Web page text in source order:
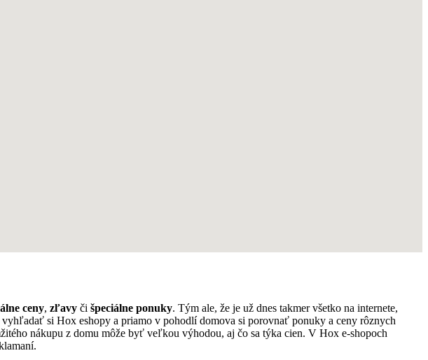
ceny, zľavy či špeciálne ponuky. Tým ale, že je už dnes takmer všetko na internete,
si Hox eshopy a priamo v pohodlí domova si porovnať ponuky a ceny rôznych
nákupu z domu môže byť veľkou výhodou, aj čo sa týka cien. V Hox e-shopoch